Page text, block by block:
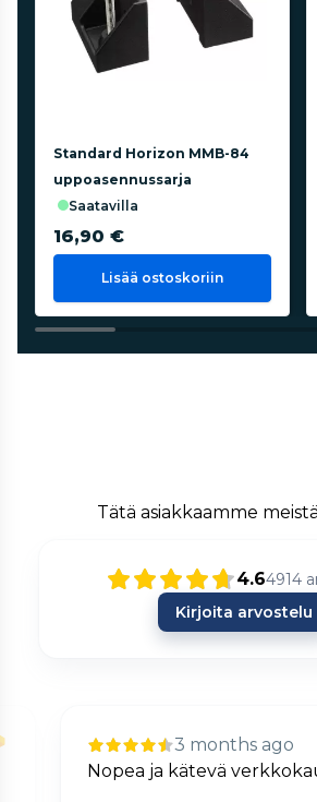
Standard Horizon MMB-84
uppoasennussarja
saatavilla
16,90 €
Lisää ostoskoriin
Tätä asiakkaamme
4.64914
Kirjoita arvostelu
3 months ago
Nopea ja kätevä